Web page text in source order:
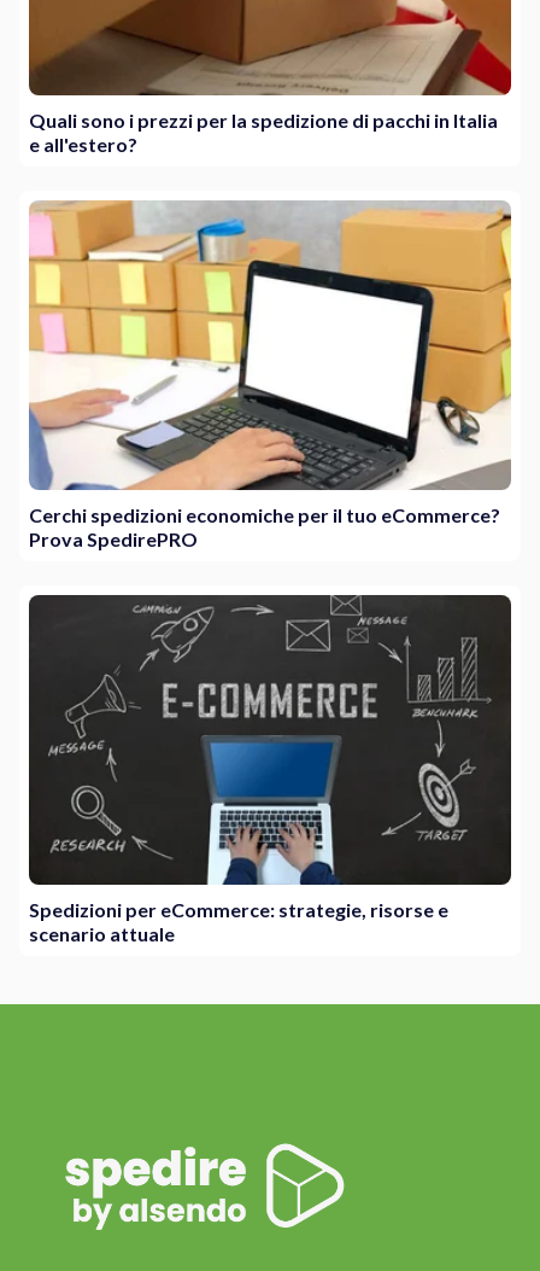
Quali sono i prezzi per la spedizione di pacchi in Italia
e all'estero?
Cerchi spedizioni economiche per il tuo eCommerce?
Prova SpedirePRO
Spedizioni per eCommerce: strategie, risorse e
scenario attuale